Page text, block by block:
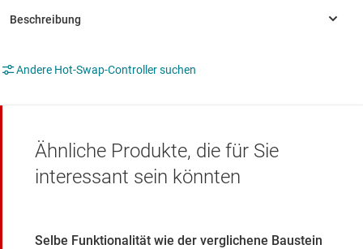
Andere Hot-Swap-Controller suchen
Ähnliche Produkte, die für Sie
interessant sein könnten
Selbe Funktionalität wie der verglichene Baustein